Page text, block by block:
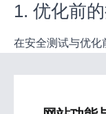
1. 优化前
在安全测试与优化